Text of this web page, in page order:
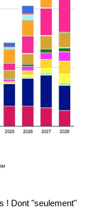
! Dont "seulement"